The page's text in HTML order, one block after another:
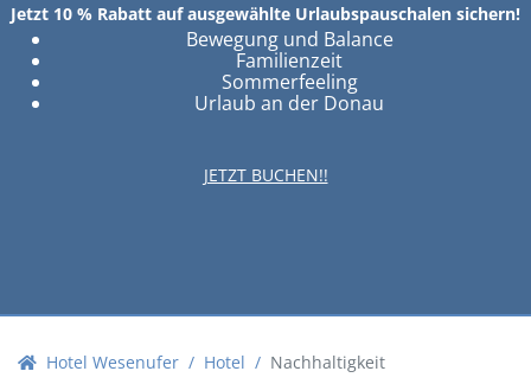
Jetzt 10 % Rabatt auf ausgewählte Urlaubspauschalen sichern!
Bewegung und Balance
Familienzeit
Sommerfeeling
Urlaub an der Donau
JETZT BUCHEN!!
Hotel Wesenufer Hotel Nachhaltigkeit